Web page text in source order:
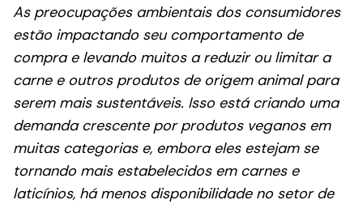
As preocupações ambientais dos consumidores
estão impactando seu comportamento de
compra e levando muitos a reduzir ou limitar a
carne e outros produtos de origem animal para
serem mais sustentáveis. Isso está criando uma
demanda crescente por produtos veganos em
muitas categorias e, embora eles estejam se
tornando mais estabelecidos em carnes e
laticínios, há menos disponibilidade no setor de